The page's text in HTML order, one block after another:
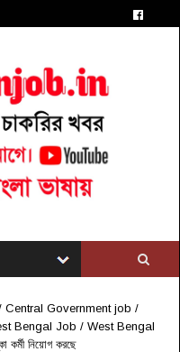
Central Government job /
Bengal Job / West Bengal
কর্মী নিয়োগ করছে